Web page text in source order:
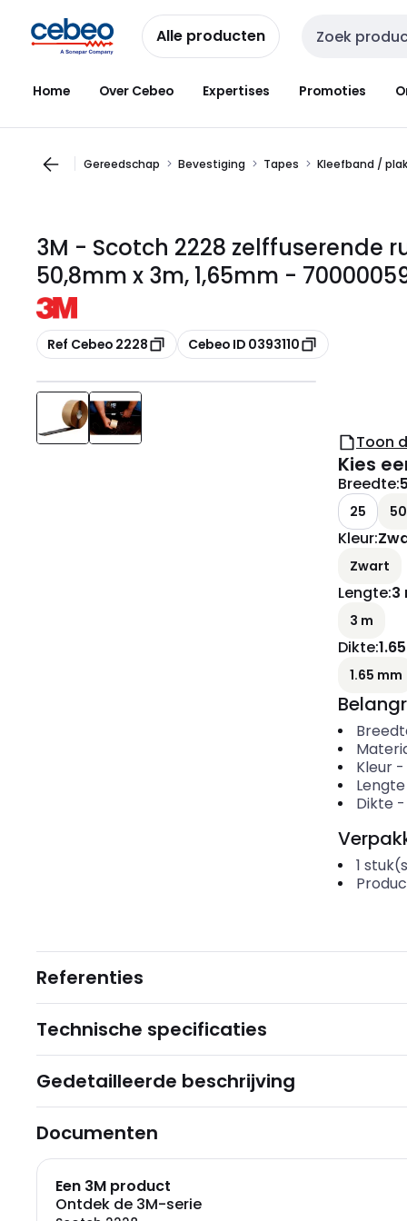
naar
navigatie
naar
inhoud
Alle producten Zoekveld invoer
Home Over Cebeo Expertises Promoties
Gereedschap Bevestiging Tapes Kleefband /
3M - Scotch 2228 zelffuserende
50,8mm x 3m, 1,65mm -
Kopiëren
Ref Cebeo 2228 Kopiëren
Cebeo ID 0393110
Toon
Kies
Breedte:
25 50
Kleur:
Zwart
Lengte:3
3 m
Dikte:
1.65 mm
Kleur-
Lengte
Dikte -
1
Referenties
Technische specificaties
Gedetailleerde beschrijving
Documenten
Een 3M product
Ontdek de 3M-serie